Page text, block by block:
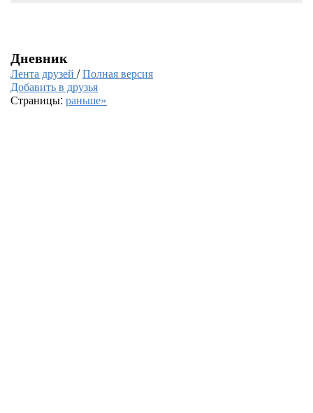
Дневник
Лента друзей /Полная версия
Добавить в друзья
Страницы: раньше»